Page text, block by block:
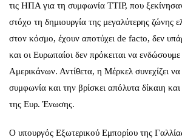
τις ΗΠΑ για τη συμφωνία ΤΤΙΡ, που
στόχο τη δημιουργία της μεγαλύτερης ζώνης
στον κόσμο, έχουν αποτύχει de facto, δεν
και οι Ευρωπαίοι δεν πρόκειται να ενδώσουμε
Αμερικάνων. Αντίθετα, η Μέρκελ συνεχίζει να
συμφωνία και την βρίσκει απόλυτα δίκαιη
της Ευρ. Ένωσης.
Ο υπουργός Εξωτερικού Εμπορίου της